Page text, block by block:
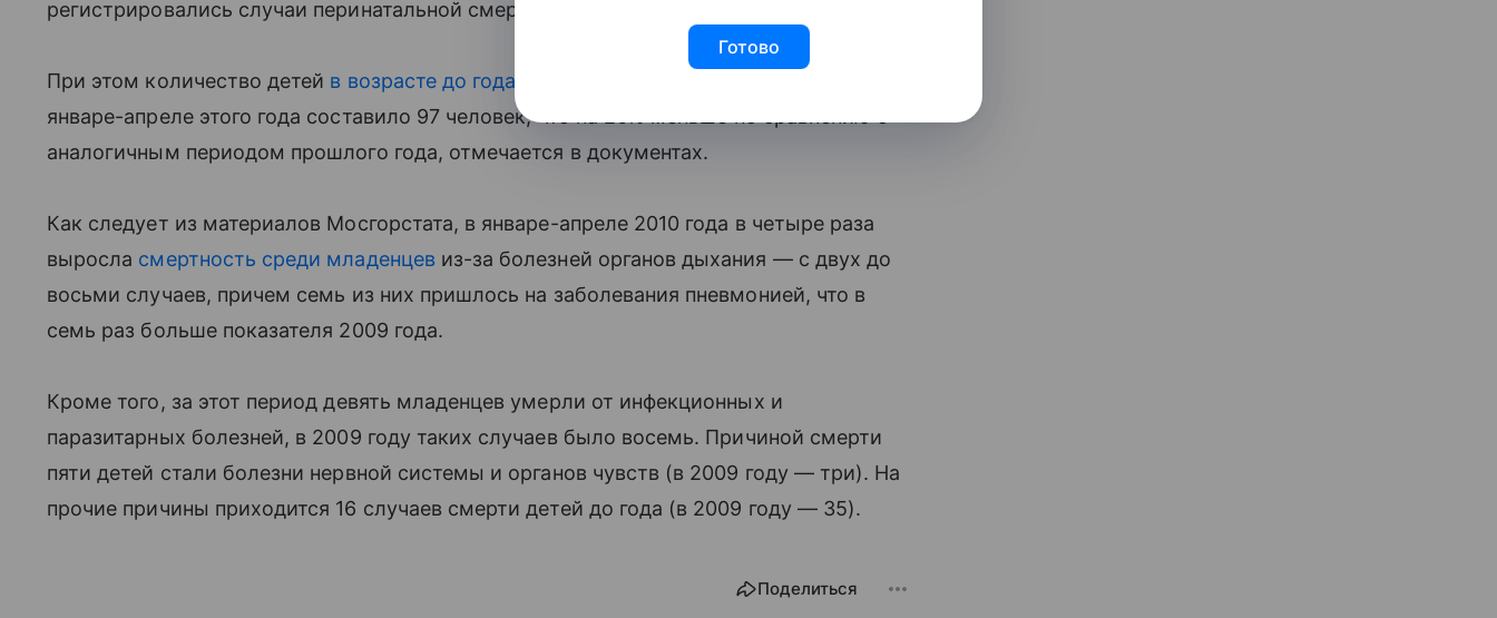
регистрировались случаи перинатальной смерти — 103 ребенка (87 — в 2009 году).
При этом количество детей в возрасте до года
январе-апреле этого года составило 97 человек, что на 26% меньше по сравнению с
аналогичным периодом прошлого года, отмечается в документах.
Как следует из материалов Мосгорстата, в январе-апреле 2010 года в четыре раза
выросла смертность среди младенцев из-за болезней органов дыхания — с двух до
восьми случаев, причем семь из них пришлось на заболевания пневмонией, что в
семь раз больше показателя 2009 года.
Кроме того, за этот период девять младенцев умерли от инфекционных и
паразитарных болезней, в 2009 году таких случаев было восемь. Причиной смерти
пяти детей стали болезни нервной системы и органов чувств (в 2009 году — три). На
прочие причины приходится 16 случаев смерти детей до года (в 2009 году — 35).
Поделиться
Готово